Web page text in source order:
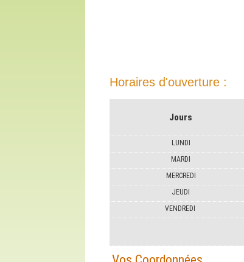
Horaires d'ouverture :
Jours
LUNDI
MARDI
MERCREDI
JEUDI
VENDREDI